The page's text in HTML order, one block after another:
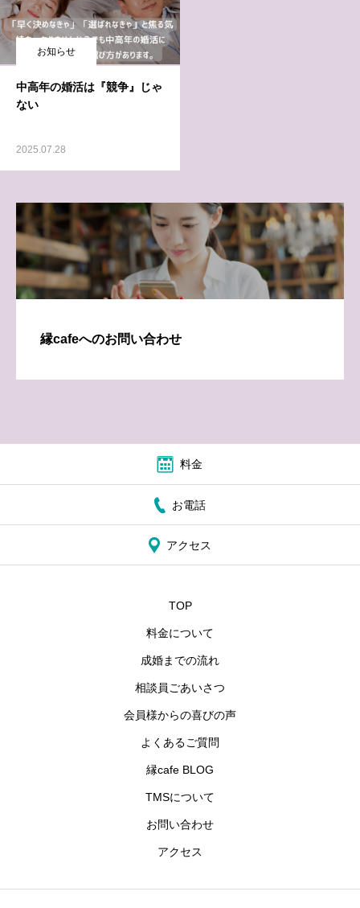
お知らせ
中高年の婚活は『競争』じゃ
ない
2025.07.28
縁cafeへのお問い合わせ
料金
お電話
アクセス
TOP
料金について
成婚までの流れ
相談員ごあいさつ
会員様からの喜びの声
よくあるご質問
縁cafe BLOG
TMSについて
お問い合わせ
アクセス